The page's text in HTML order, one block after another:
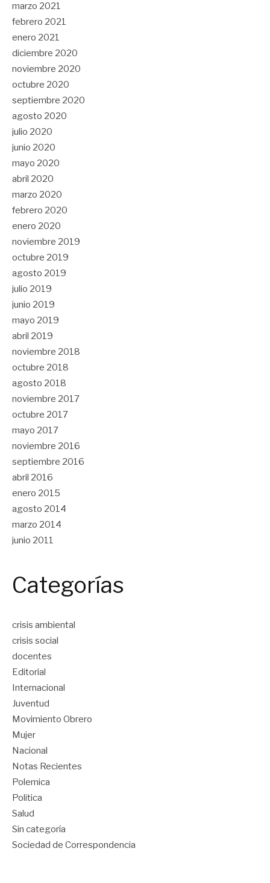
marzo 2021
febrero 2021
enero 2021
diciembre 2020
noviembre 2020
octubre 2020
septiembre 2020
agosto 2020
julio 2020
junio 2020
mayo 2020
abril 2020
marzo 2020
febrero 2020
enero 2020
noviembre 2019
octubre 2019
agosto 2019
julio 2019
junio 2019
mayo 2019
abril 2019
noviembre 2018
octubre 2018
agosto 2018
noviembre 2017
octubre 2017
mayo 2017
noviembre 2016
septiembre 2016
abril 2016
enero 2015
agosto 2014
marzo 2014
junio 2011
Categorías
crisis ambiental
crisis social
docentes
Editorial
Internacional
Juventud
Movimiento Obrero
Mujer
Nacional
Notas Recientes
Polemica
Politica
Salud
Sin categoría
Sociedad de Correspondencia